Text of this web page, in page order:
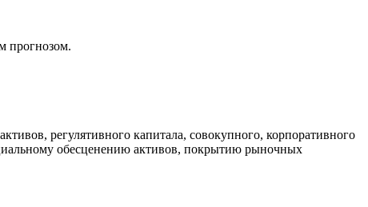
прогнозом.
регулятивного капитала, совокупного, корпоративного
обесценению активов, покрытию рыночных